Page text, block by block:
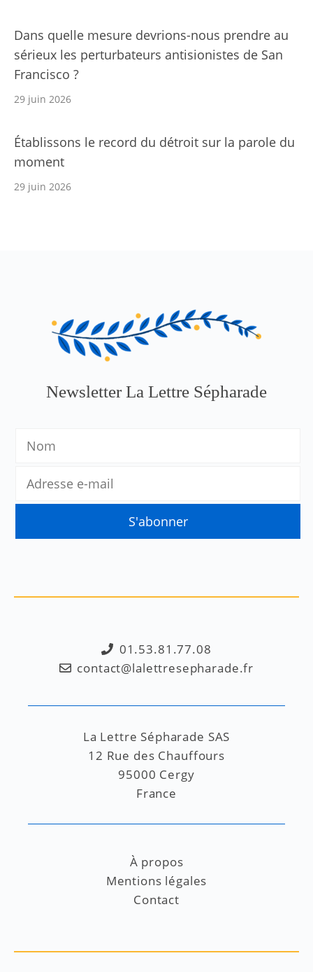
Dans quelle mesure devrions-nous prendre au
sérieux les perturbateurs antisionistes de San
Francisco ?
29 juin 2026
Établissons le record du détroit sur la parole du
moment
29 juin 2026
Newsletter La Lettre Sépharade
01.53.81.77.08
contact@lalettresepharade.fr
La Lettre Sépharade SAS
12 Rue des Chauffours
95000 Cergy
France
À propos
Mentions légales
Contact